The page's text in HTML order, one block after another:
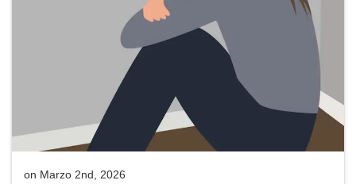
on Marzo 2nd, 2026